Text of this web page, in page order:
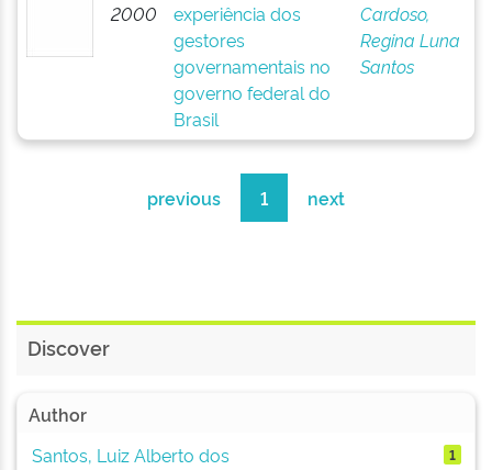
2000
experiência dos
gestores
governamentais no
governo federal do
Brasil
Cardoso,
Regina Luna
Santos
previous 1 next
Discover
Author
Santos, Luiz Alberto dos
1